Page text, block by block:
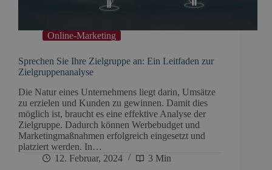
Online-Marketing
Sprechen Sie Ihre Zielgruppe an: Ein Leitfaden zur
Zielgruppenanalyse
Die Natur eines Unternehmens liegt darin, Umsätze
zu erzielen und Kunden zu gewinnen. Damit dies
möglich ist, braucht es eine effektive Analyse der
Zielgruppe. Dadurch können Werbebudget und
Marketingmaßnahmen erfolgreich eingesetzt und
platziert werden. In…
12. Februar, 2024
3 Min